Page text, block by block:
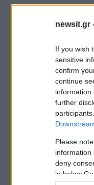
newsit.gr
If you wish
sensitive
confirm
continue
information
further
Please
information
deny
in below